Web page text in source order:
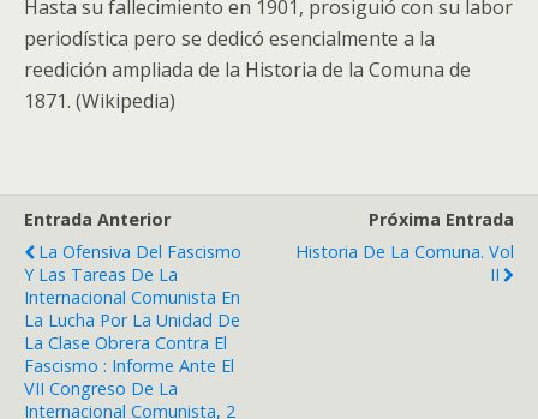
Hasta su fallecimiento en 1901, prosiguió con su labor
periodística pero se dedicó esencialmente a la
reedición ampliada de la Historia de la Comuna de
1871. (Wikipedia)
Entrada Anterior
La Ofensiva Del Fascismo
Y Las Tareas De La
Internacional Comunista En
La Lucha Por La Unidad De
La Clase Obrera Contra El
Fascismo : Informe Ante El
VII Congreso De La
Internacional Comunista, 2
Próxima Entrada
Historia De La Comuna. Vol
II